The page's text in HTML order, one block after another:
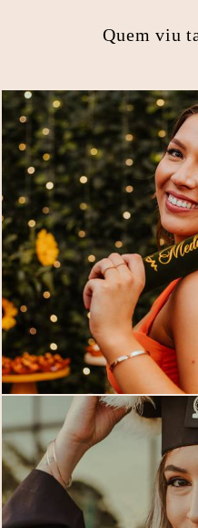
Quem viu
709